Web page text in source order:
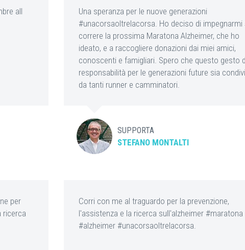
all
Una speranza per le nuove generazioni
#unacorsaoltrelacorsa. Ho deciso di impegnarmi
correre la prossima Maratona Alzheimer, che ho
ideato, e a raccogliere donazioni dai miei amici,
conoscenti e famigliari. Spero che questo gesto
responsabilità per le generazioni future sia
da tanti runner e camminatori.
SUPPORTA
STEFANO MONTALTI
per
ricerca
Corri con me al traguardo per la prevenzione,
l'assistenza e la ricerca sull'alzheimer #maratona
#alzheimer #unacorsaoltrelacorsa.